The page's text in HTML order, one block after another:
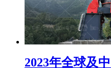
2023年全球及